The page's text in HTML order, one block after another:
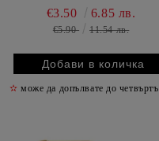
€3.50 6.85 лв.
€5.90 11.54 лв.
✫ може да допълвате до четвъртък включително